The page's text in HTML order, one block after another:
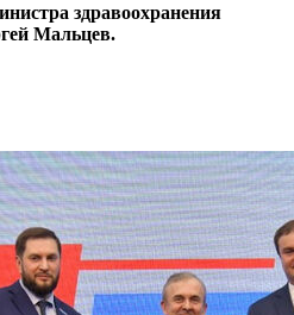
здравоохранения
Мальцев.